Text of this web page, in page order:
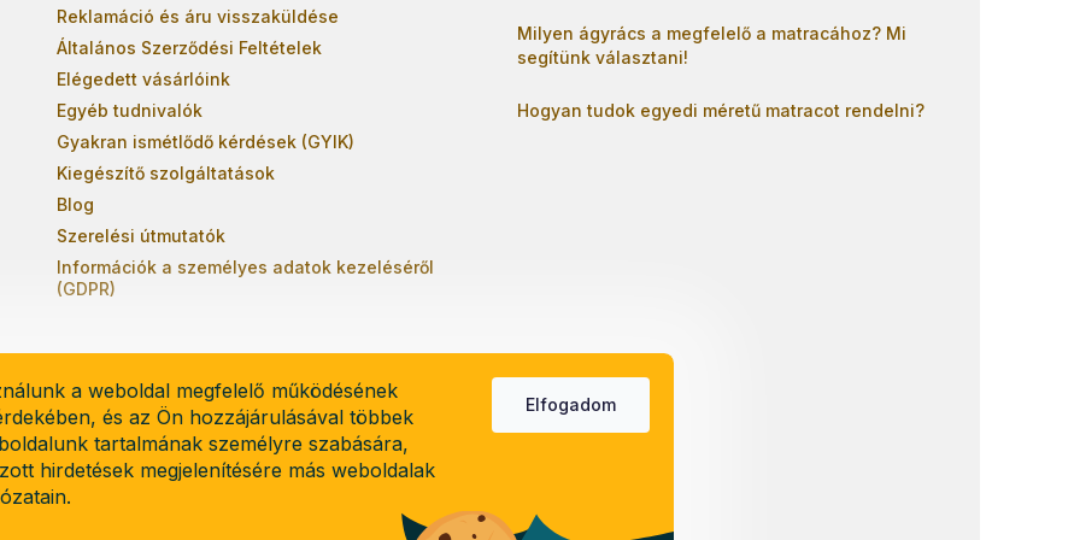
a weboldal megfelelő működésének
és az Ön hozzájárulásával többek
tartalmának személyre szabására,
hirdetések megjelenítésére más weboldalak
Elfogadom
Reklamáció és áru visszaküldése
Általános Szerződési Feltételek
Elégedett vásárlóink
Egyéb tudnivalók
Gyakran ismétlődő kérdések (GYIK)
Kiegészítő szolgáltatások
Blog
Szerelési útmutatók
Információk a személyes adatok kezeléséről
(GDPR)
Milyen ágyrács a megfelelő a matracához? Mi
segítünk választani!
Hogyan tudok egyedi méretű matracot rendelni?